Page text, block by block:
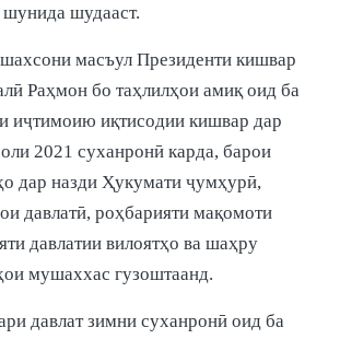
шудааст.
масъул Президенти кишвар
Раҳмон бо таҳлилҳои амиқ оид ба
иҷтимоию иқтисодии кишвар дар
2021 суханронӣ карда, барои
дар назди Ҳукумати ҷумҳурӣ,
давлатӣ, роҳбарияти мақомоти
давлатии вилоятҳо ва шаҳру
мушаххас гузоштаанд.
давлат зимни суханронӣ оид ба